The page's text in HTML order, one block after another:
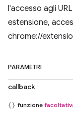
l'accesso agli
estensione,
chrome://
PARAMETRI
callback
funzione